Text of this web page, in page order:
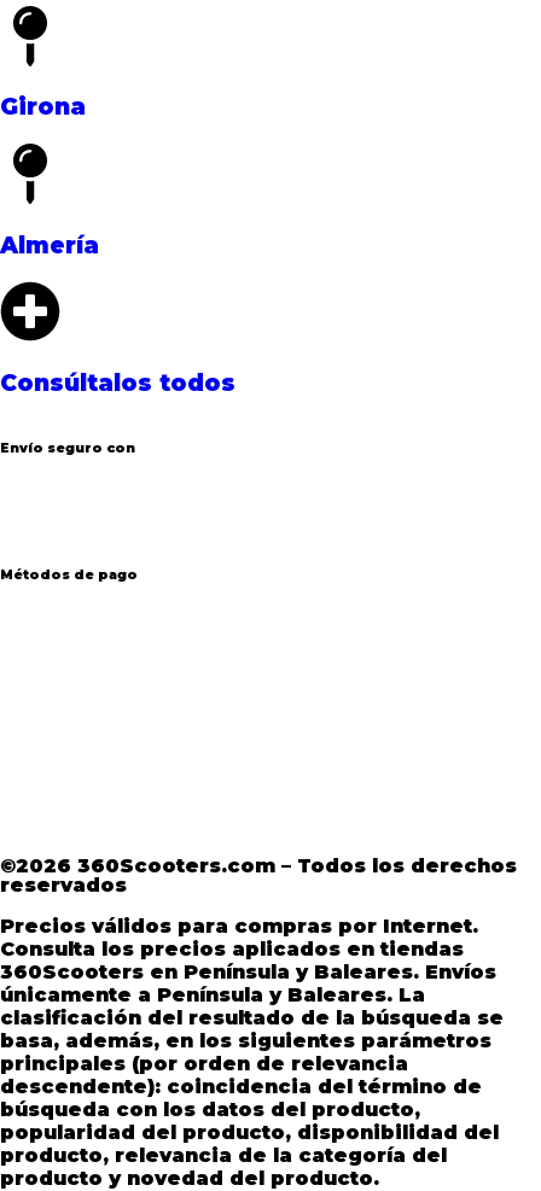
Girona
Almería
Consúltalos todos
Envío seguro con
Métodos de pago
©2026 360Scooters.com – Todos los derechos
reservados
Precios válidos para compras por Internet.
Consulta los precios aplicados en tiendas
360Scooters en Península y Baleares. Envíos
únicamente a Península y Baleares. La
clasificación del resultado de la búsqueda se
basa, además, en los siguientes parámetros
principales (por orden de relevancia
descendente): coincidencia del término de
búsqueda con los datos del producto,
popularidad del producto, disponibilidad del
producto, relevancia de la categoría del
producto y novedad del producto.